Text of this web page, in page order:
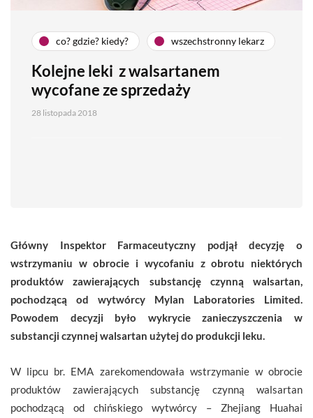
co? gdzie? kiedy? wszechstronny lekarz
Kolejne leki z walsartanem
wycofane ze sprzedaży
28 listopada 2018
Główny Inspektor Farmaceutyczny podjął decyzję o
wstrzymaniu w obrocie i wycofaniu z obrotu niektórych
produktów zawierających substancję czynną walsartan,
pochodzącą od wytwórcy Mylan Laboratories Limited.
Powodem decyzji było wykrycie zanieczyszczenia w
substancji czynnej walsartan użytej do produkcji leku.
W lipcu br. EMA zarekomendowała wstrzymanie w obrocie
produktów zawierających substancję czynną walsartan
pochodzącą od chińskiego wytwórcy – Zhejiang Huahai